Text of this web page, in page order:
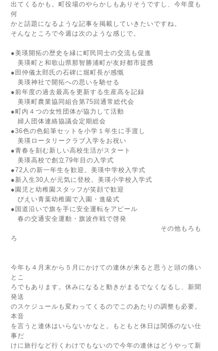
出てくるかも。町役場のやらかしもありそうですし、今年度も
何
かと話題になるような記事を掲載していきたいですね。
そんなところで今週は次のような感じで。
●美瑛開拓の歴史を縁に町民同士の交流も促進
美瑛町と和歌山県那智勝浦町が友好都市提携
●田仲儀太郎氏の石碑に堀町長が感慨
美瑛神社で開拓への思いを馳せる
●前年度の過去最高を更新する生産高を記録
美瑛町農業協同組合第75回通常総代会
●町内４つの女性団体が協力して活動
婦人団体連絡協議会定期総会
●36色の色鉛筆セットを小学１年生に手渡し
美瑛ロータリークラブ入学をお祝い
●青春を刻む新しい高校生活がスタート
美瑛高校で創立79年目の入学式
●72人の新一年生を歓迎。美瑛中学校入学式
●新入生30人が元気に登校。美瑛小学校入学式
●園児と幼稚園スタッフが笑顔で歓迎
びえい青葉幼稚園で入園・進級式
●国道沿いで旗を手に安全運転をアピール
春の交通安全運動・旗波作戦で啓発
その他もろも
ろ
今年も４月末から５月にかけての連休が来ると思うと頭の痛い
とこ
ろでもあります。休みになると動きがまるでなくなるし、新聞
発送
のスケジュールも変わってくるのでこのあたりの調整も必要。
本音
を言うと連休はいらないかなと。もともと休日は関係のない仕
事だ
けに旅行など行くわけでもないので今年の連休はどうやって新